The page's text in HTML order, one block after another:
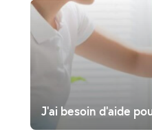
J'ai besoin d'aide